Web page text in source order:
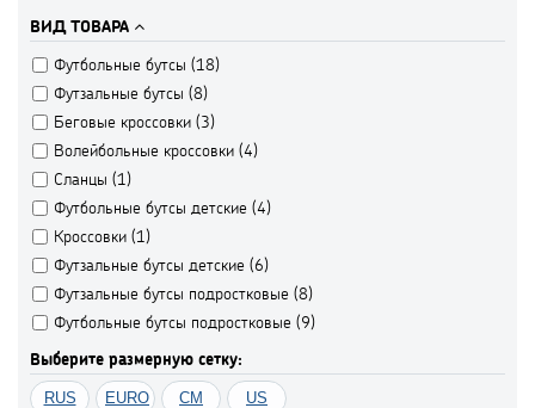
ВИД ТОВАРА
Футбольные бутсы (18)
Футзальные бутсы (8)
Беговые кроссовки (3)
Волейбольные кроссовки (4)
Сланцы (1)
Футбольные бутсы детские (4)
Кроссовки (1)
Футзальные бутсы детские (6)
Футзальные бутсы подростковые (8)
Футбольные бутсы подростковые (9)
Выберите размерную сетку:
RUS EURO CM US